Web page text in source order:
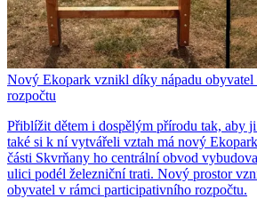
Nový Ekopark vznikl díky nápadu
rozpočtu
Přiblížit dětem i dospělým přírodu tak, aby
také si k ní vytvářeli vztah má nový
části Skvrňany ho centrální obvod
ulici podél železniční trati. Nový prostor
obyvatel v rámci participativního rozpočtu.